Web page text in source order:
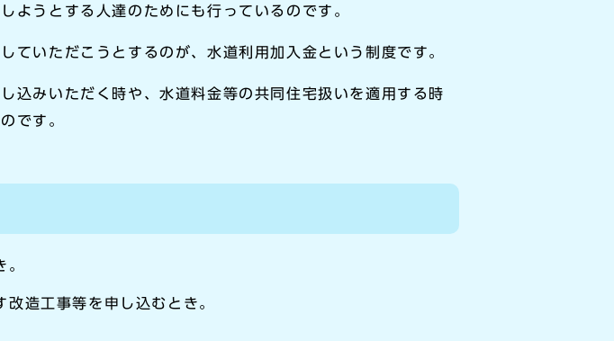
ようとする人達のためにも行っているのです。
ていただこうとするのが、水道利用加入金という制度です。
込みいただく時や、水道料金等の共同住宅扱いを適用する時
です。
造工事等を申し込むとき。